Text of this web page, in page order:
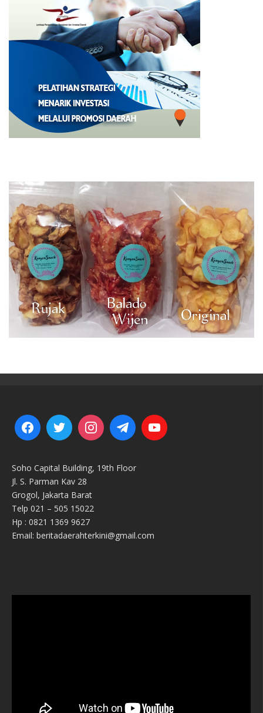
Soho Capital Building, 19th Floor
Jl. S. Parman Kav 28
Grogol, Jakarta Barat
Telp 021 – 505 15022
Hp : 0821 1369 9627
Email: beritadaerahterkini@gmail.com